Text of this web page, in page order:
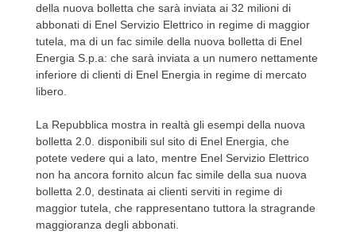
della nuova bolletta che sarà inviata ai 32 milioni di
abbonati di Enel Servizio Elettrico in regime di maggior
tutela, ma di un fac simile della nuova bolletta di Enel
Energia S.p.a: che sarà inviata a un numero nettamente
inferiore di clienti di Enel Energia in regime di mercato
libero.
La Repubblica mostra in realtà gli esempi della nuova
bolletta 2.0. disponibili sul sito di Enel Energia, che
potete vedere qui a lato, mentre Enel Servizio Elettrico
non ha ancora fornito alcun fac simile della sua nuova
bolletta 2.0, destinata ai clienti serviti in regime di
maggior tutela, che rappresentano tuttora la stragrande
maggioranza degli abbonati.